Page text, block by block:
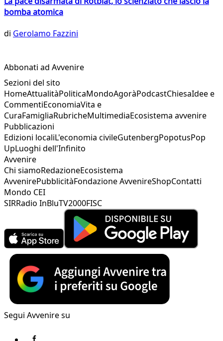
bomba atomica
di Gerolamo Fazzini
Abbonati ad Avvenire
Sezioni del sito
HomeAttualitàPoliticaMondoAgoràPodcastChiesaIdee e
CommentiEconomiaVita e
CuraFamigliaRubricheMultimediaEcosistema avvenire
Pubblicazioni
Edizioni localiL'economia civileGutenbergPopotusPop
UpLuoghi dell'Infinito
Avvenire
Chi siamoRedazioneEcosistema
AvvenirePubblicitàFondazione AvvenireShopContatti
Mondo CEI
SIRRadio InBluTV2000FISC
Segui Avvenire su